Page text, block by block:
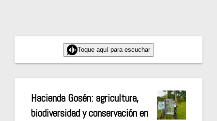
Toque aquí para escuchar
Hacienda Gosén: agricultura,
biodiversidad y conservación en